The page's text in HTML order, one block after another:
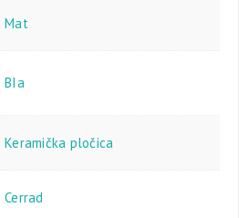
Mat
BIa
Keramička pločica
Cerrad